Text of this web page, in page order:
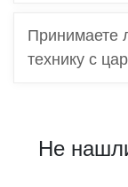
Принимаете
технику с
Не